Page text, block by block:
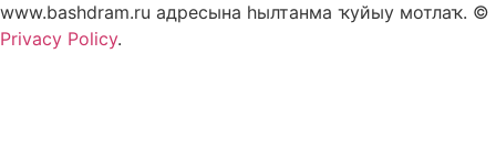
www.bashdram.ru адресына һылтанма ҡуйыу мотлаҡ. ©
Privacy Policy.